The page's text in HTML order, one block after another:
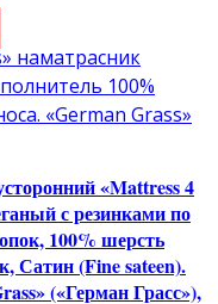
«Mattress 4
с резинками по
100% шерсть
Сатин (Fine sateen).
(«Герман Грасс»),